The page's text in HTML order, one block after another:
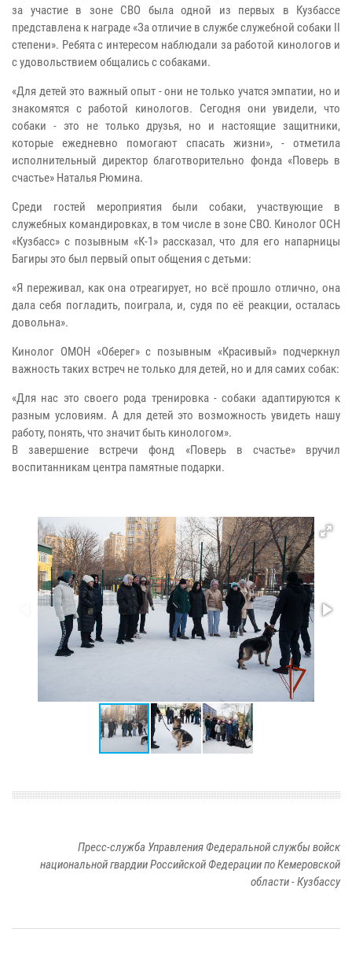
за участие в зоне СВО была одной из первых в Кузбассе
представлена к награде «За отличие в службе служебной собаки II
степени». Ребята с интересом наблюдали за работой кинологов и
с удовольствием общались с собаками.
«Для детей это важный опыт - они не только учатся эмпатии, но и
знакомятся с работой кинологов. Сегодня они увидели, что
собаки - это не только друзья, но и настоящие защитники,
которые ежедневно помогают спасать жизни», - отметила
исполнительный директор благотворительно фонда «Поверь в
счастье» Наталья Рюмина.
Среди гостей мероприятия были собаки, участвующие в
служебных командировках, в том числе в зоне СВО. Кинолог ОСН
«Кузбасс» с позывным «К-1» рассказал, что для его напарницы
Багиры это был первый опыт общения с детьми:
«Я переживал, как она отреагирует, но всё прошло отлично, она
дала себя погладить, поиграла, и, судя по её реакции, осталась
довольна».
Кинолог ОМОН «Оберег» с позывным «Красивый» подчеркнул
важность таких встреч не только для детей, но и для самих собак:
«Для нас это своего рода тренировка - собаки адаптируются к
разным условиям. А для детей это возможность увидеть нашу
работу, понять, что значит быть кинологом».
В завершение встречи фонд «Поверь в счастье» вручил
воспитанникам центра памятные подарки.
Пресс-служба Управления Федеральной службы войск
национальной гвардии Российской Федерации по Кемеровской
области - Кузбассу